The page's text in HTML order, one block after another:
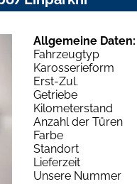
Allgemeine Daten:
Fahrzeugtyp
Karosserieform
Erst-Zul.
Getriebe
Kilometerstand
Anzahl der Türen
Farbe
Standort
Lieferzeit
Unsere Nummer